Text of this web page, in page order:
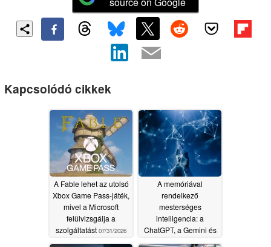
Kapcsolódó cikkek
A Fable lehet az utolsó
Xbox Game Pass-játék,
mivel a Microsoft
felülvizsgálja a
szolgáltatást 07/31/2026
A memóriával
rendelkező
mesterséges
intelligencia: a
ChatGPT, a Gemini és
a Claude